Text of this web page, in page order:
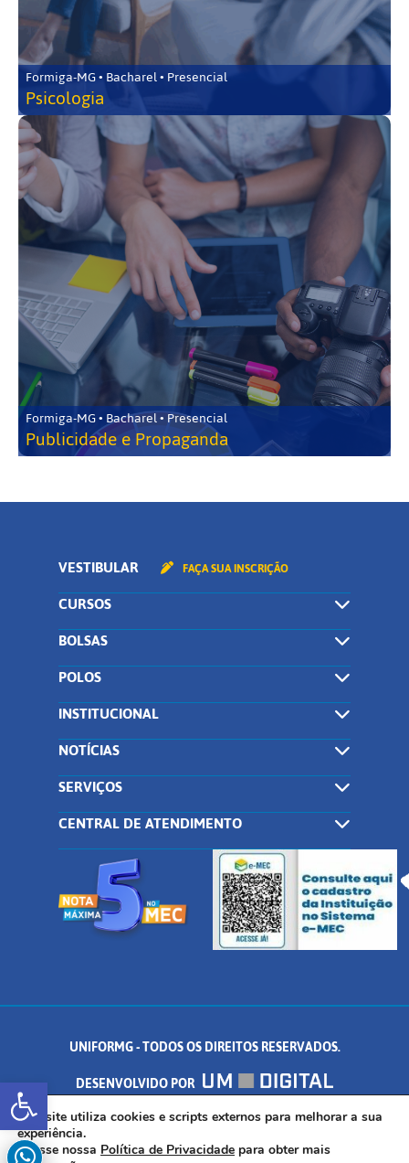
Abrir a barra de ferramentas
Formiga-MG • Bacharel • Presencial
Psicologia
Formiga-MG • Bacharel • Presencial
Publicidade e Propaganda
VESTIBULAR FAÇA SUA INSCRIÇÃO
CURSOS
BOLSAS
POLOS
INSTITUCIONAL
NOTÍCIAS
SERVIÇOS
CENTRAL DE ATENDIMENTO
UNIFORMG - TODOS OS DIREITOS RESERVADOS.
DESENVOLVIDO POR
AV. DR. ARNALDO DE SENNA, 328 - PALMEIRAS, FORMIGA/MG - CEP:
35.574.530
Este site utiliza cookies e scripts externos para melhorar a sua
experiência.
Acesse nossa Política de Privacidade para obter mais